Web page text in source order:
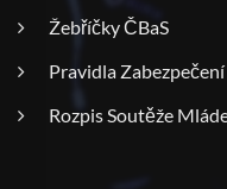
Žebříčky ČBaS
Pravidla
Rozpis Soutěže